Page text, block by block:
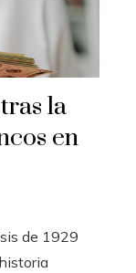
la
en
de 1929